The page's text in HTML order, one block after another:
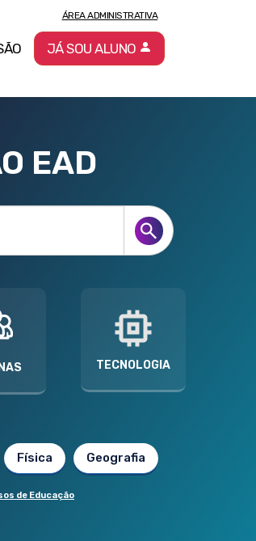
ÁREA ADMINISTRATIVA
JÁ SOU ALUNO
EAD
TECNOLOGIA
Física Geografia
de Educação